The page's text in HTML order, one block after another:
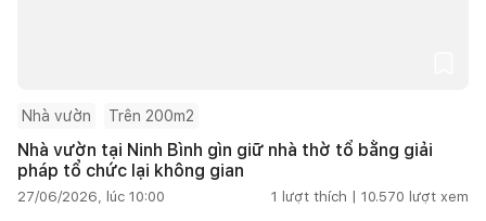
Nhà vườn Trên 200m2
Nhà vườn tại Ninh Bình gìn giữ nhà thờ tổ bằng giải
pháp tổ chức lại không gian
27/06/2026, lúc 10:00 1 lượt thích | 10.570 lượt xem